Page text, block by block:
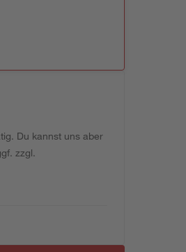
Du kannst uns aber
zzgl.